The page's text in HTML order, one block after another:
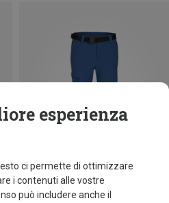
esperienza
ci permette di ottimizzare
i contenuti alle vostre
può includere anche il